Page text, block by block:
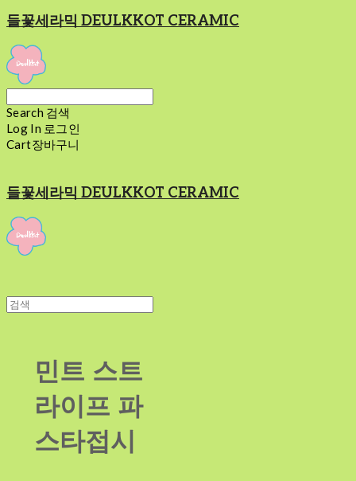
들꽃세라믹 DEULKKOT CERAMIC
Search 검색
Log In 로그인
Cart장바구니
들꽃세라믹 DEULKKOT CERAMIC
민트 스트
라이프 파
스타접시